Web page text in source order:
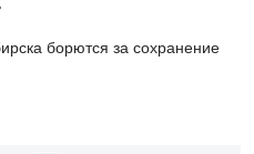
борются за сохранение